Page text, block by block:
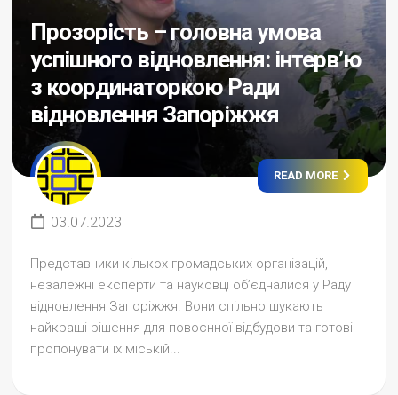
Прозорість – головна умова
успішного відновлення: інтерв’ю
з координаторкою Ради
відновлення Запоріжжя
READ MORE
03.07.2023
Представники кількох громадських організацій,
незалежні експерти та науковці об’єдналися у Раду
відновлення Запоріжжя. Вони спільно шукають
найкращі рішення для повоєнної відбудови та готові
пропонувати їх міській...